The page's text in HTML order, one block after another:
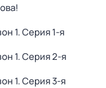
1. Серия 1-я
1. Серия 2-я
1. Серия 3-я